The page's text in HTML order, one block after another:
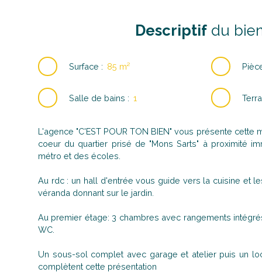
Descriptifdu
Surface : 85 m²
Salle de bains : 1
L'agence "C'EST POUR TON BIEN" vous présente cette
coeur du quartier prisé de "Mons Sarts" à proximité
métro et des écoles.
Au rdc : un hall d'entrée vous guide vers la cuisine et
véranda donnant sur le jardin.
Au premier étage: 3 chambres avec rangements
WC.
Un sous-sol complet avec garage et atelier puis un
complètent cette présentation